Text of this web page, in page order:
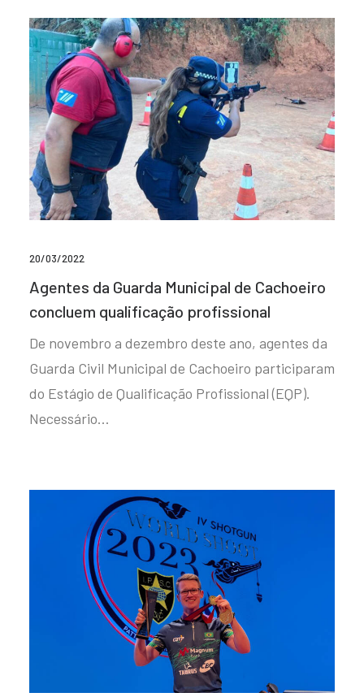
20/03/2022
Agentes da Guarda Municipal de Cachoeiro
concluem qualificação profissional
De novembro a dezembro deste ano, agentes da
Guarda Civil Municipal de Cachoeiro participaram
do Estágio de Qualificação Profissional (EQP).
Necessário…